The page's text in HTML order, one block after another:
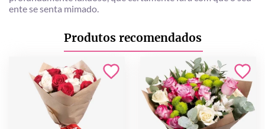
ente se senta mimado.
Produtos recomendados